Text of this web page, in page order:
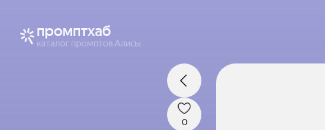
промптхаб
каталог промптов Алисы
0